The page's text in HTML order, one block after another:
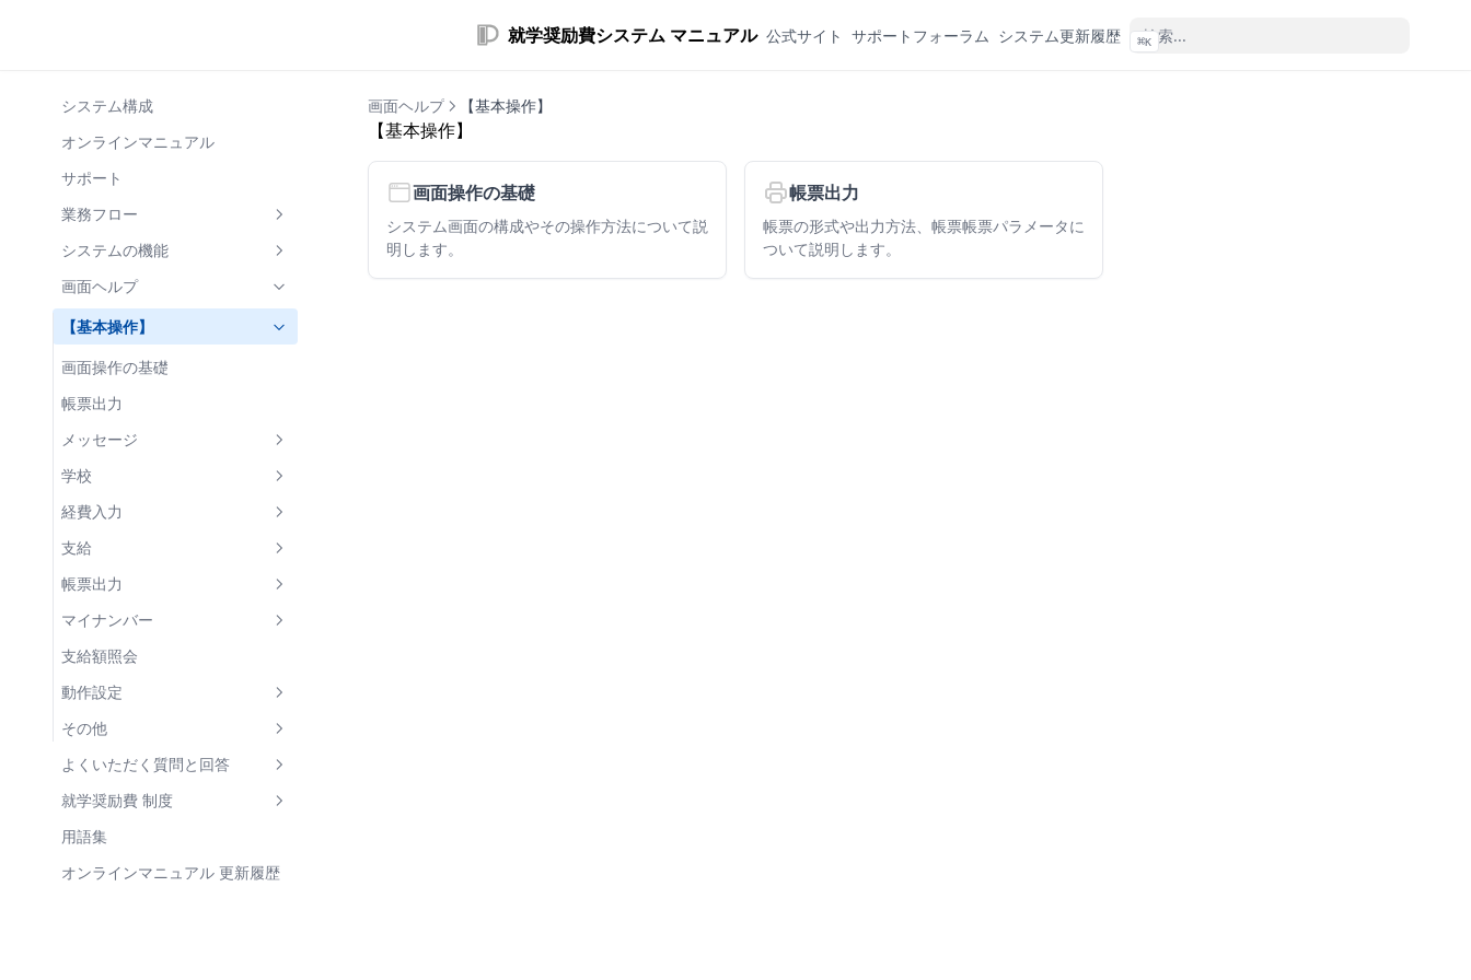
就学奨励費システム マニュアル 公式サイト サポートフォーラム システム更新履歴 ⌘K
システム構成
オンラインマニュアル
サポート
業務フロー
1. 基礎情報の整理
学校・学部の整理
児童生徒の整理
世帯・世帯構成員の整理
2. 支弁区分決定
税情報の照会・入力
区分決定
3. 支給回の登録
4. 使用経費入力
5. 支給処理
支給額の計算
帳票出力(支給関連)
6. 状況報告
7. 支給年度終了後
負担金等実績報告書
各種帳票の出力と保管
年次更新処理の準備
8. 適宜行う処理
区分決定後の区分変更
児童生徒の転校・転入・退学
システムの機能
世帯情報の共有
兄弟姉妹の新入生の登録
世帯員の所属世帯を変更
マイナンバー連携
未申告疑いの表示
年次更新処理
児童生徒の状況履歴
支給額計算
世帯構成員の教材代
帳票出力
支弁区分関連 帳票
収入額・需要額調書
経費支弁段階調書
支弁区分決定通知書
支給関連 帳票
支給明細書
支給内訳一覧
個人別支給台帳
集計関連 帳票
支給状況報告書
支給実績報告書
状況/実績 比較一覧表
補助簿
口座振込管理表
支給額集計表
支給額計算書(児童生徒別)
支給額計算書(費目別)
支給限度額残高一覧
画面ヘルプ
【基本操作】
画面操作の基礎
帳票出力
メッセージ
メッセージ一覧
メッセージ 詳細
学校
学校詳細
学部
児童生徒 一覧
児童生徒 詳細
世帯タブ
世帯員タブ
状況履歴タブ
支給履歴タブ
管理外支給済額タブ
世帯構成員 詳細
状況履歴 詳細
移動先学校を選択
経費入力
個別編集
一括入力
一括変更
一括削除
Excelインポート
支給
支給回 一覧
支給回 詳細
帳票出力
帳票 一覧
印刷プレビュー
帳票パラメータ
区分決定状況パラメータ
区分決定通知書パラメータ
支給回パラメータ
支給明細書パラメータ
児童生徒・世帯員一覧パラメー
マイナンバー
情報連携ログ 一覧
情報連携ログ 詳細
マイナンバー連携履歴 詳細
税情報照会
支給額照会
動作設定
経費項目設定
経費項目設定 一覧
経費項目設定 詳細
金融機関
金融機関 一覧
金融機関 詳細
支店 詳細
ユーザー個別設定
「レポート」タブ
「表示」タブ
システム全体の設定
全般設定
その他
ユーザー情報
初回ログオン時にパスワードを
よくいただく質問と回答
支弁区分が正しくない
支給額が正しくない
経費入力のトラブル
就学奨励費 制度
支弁区分
経費区分
用語集
オンラインマニュアル 更新履歴
画面ヘルプ 【基本操作】
【基本操作】
画面操作の基礎
システム画面の構成やその操作方法について説
明します。
帳票出力
帳票の形式や出力方法、帳票帳票パラメータに
ついて説明します。